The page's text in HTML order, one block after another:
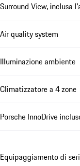
Surround View, inclusa
Air quality system
Illuminazione ambiente
Climatizzatore a 4 zone
Porsche InnoDrive
Equipaggiamento di